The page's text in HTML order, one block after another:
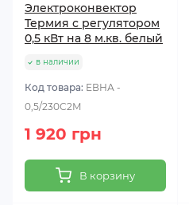
Электроконвектор
Термия с регулятором
0,5 кВт на 8 м.кв. белый
в наличии
Код товара: ЕВНА -
0,5/230С2М
1 920 грн
В корзину